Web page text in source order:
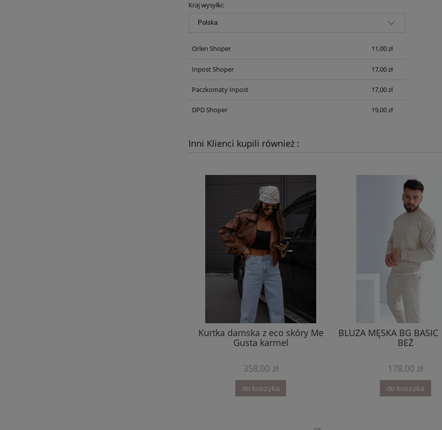
Kraj wysyłki:
Orlen Shoper 11,00 zł
Inpost Shoper 17,00 zł
Paczkomaty Inpost 17,00 zł
DPD Shoper 19,00 zł
Inni Klienci kupili również :
Kurtka damska z eco skóry Me
Gusta karmel
358,00 zł
do koszyka
BLUZA MĘSKA BG BASIC
BEŻ
178,00 zł
do koszyka